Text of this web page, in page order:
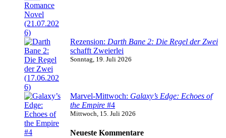
Rezension: Darth Bane 2: Die Regel der Zwei
schafft Zweierlei
Sonntag, 19. Juli 2026
Marvel-Mittwoch: Galaxy’s Edge: Echoes of
the Empire #4
Mittwoch, 15. Juli 2026
Neueste Kommentare